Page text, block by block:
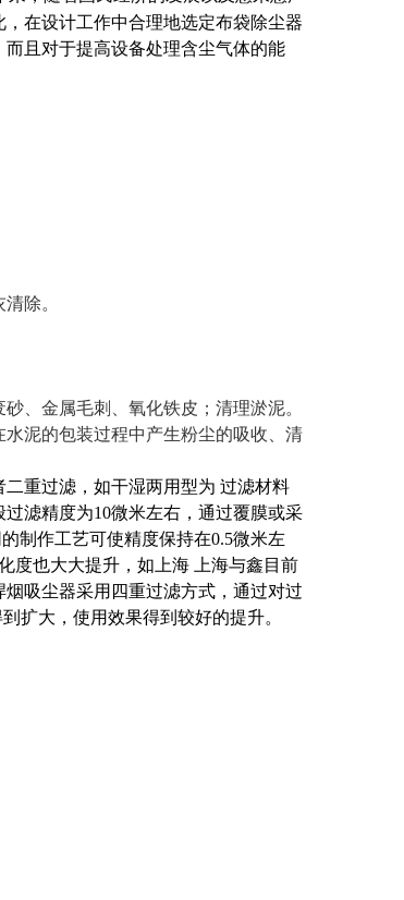
在设计工作中合理地选定布袋除尘器
且对于提高设备处理含尘气体的能
除。
、金属毛刺、氧化铁皮；清理淤泥。
泥的包装过程中产生粉尘的吸收、清
重过滤，如干湿两用型为 过滤材料
滤精度为10微米左右，通过覆膜或采
制作工艺可使精度保持在0.5微米左
度也大大提升，如上海 上海与鑫目前
吸尘器采用四重过滤方式，通过对过
扩大，使用效果得到较好的提升。